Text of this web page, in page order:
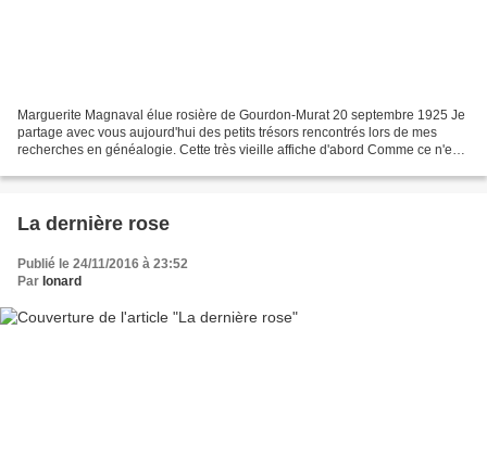
Marguerite Magnaval élue rosière de Gourdon-Murat 20 septembre 1925 Je
partage avec vous aujourd'hui des petits trésors rencontrés lors de mes
recherches en généalogie. Cette très vieille affiche d'abord Comme ce n'est
La dernière rose
Publié le 24/11/2016 à 23:52
Par Ionard